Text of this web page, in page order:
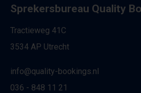
Sprekersbureau Quality
Tractieweg 41C
3534 AP Utrecht
info@quality-bookings.nl
036 - 848 11 21